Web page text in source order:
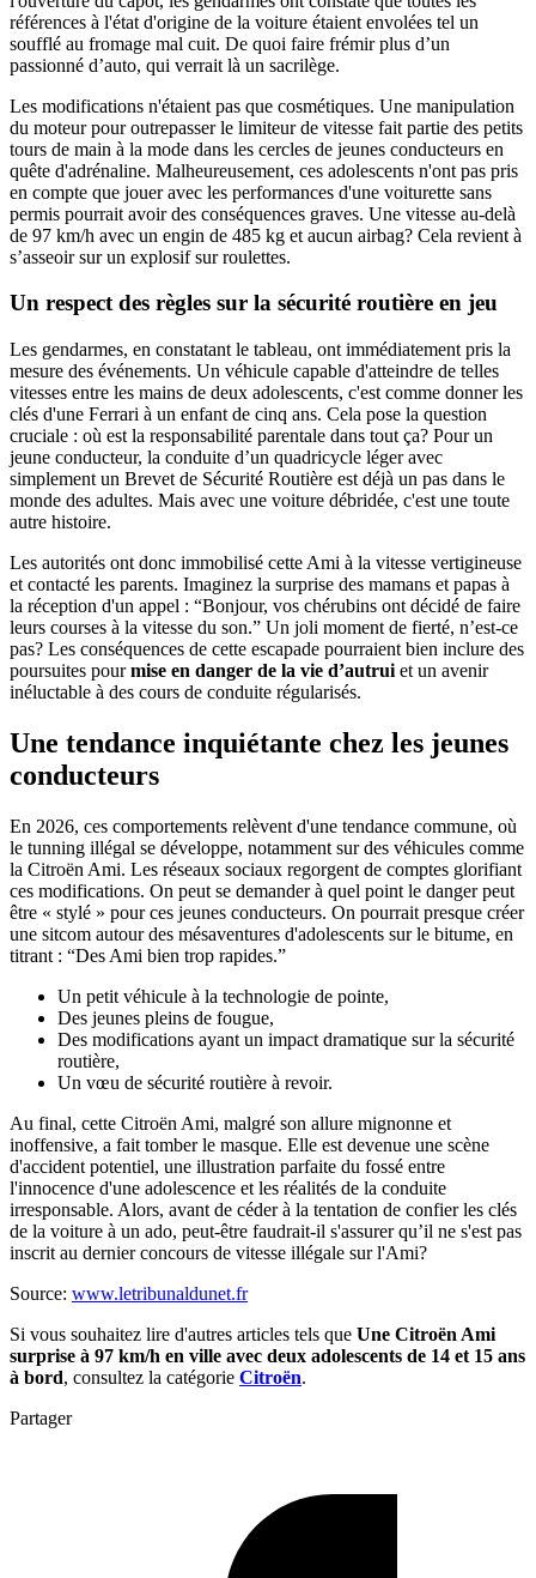
références à l'état d'origine de la voiture étaient envolées tel un
soufflé au fromage mal cuit. De quoi faire frémir plus d’un
passionné d’auto, qui verrait là un sacrilège.
Les modifications n'étaient pas que cosmétiques. Une manipulation
du moteur pour outrepasser le limiteur de vitesse fait partie des petits
tours de main à la mode dans les cercles de jeunes conducteurs en
quête d'adrénaline. Malheureusement, ces adolescents n'ont pas pris
en compte que jouer avec les performances d'une voiturette sans
permis pourrait avoir des conséquences graves. Une vitesse au-delà
de 97 km/h avec un engin de 485 kg et aucun airbag? Cela revient à
s’asseoir sur un explosif sur roulettes.
Un respect des règles sur la sécurité routière en jeu
Les gendarmes, en constatant le tableau, ont immédiatement pris la
mesure des événements. Un véhicule capable d'atteindre de telles
vitesses entre les mains de deux adolescents, c'est comme donner les
clés d'une Ferrari à un enfant de cinq ans. Cela pose la question
cruciale : où est la responsabilité parentale dans tout ça? Pour un
jeune conducteur, la conduite d’un quadricycle léger avec
simplement un Brevet de Sécurité Routière est déjà un pas dans le
monde des adultes. Mais avec une voiture débridée, c'est une toute
autre histoire.
Les autorités ont donc immobilisé cette Ami à la vitesse vertigineuse
et contacté les parents. Imaginez la surprise des mamans et papas à
la réception d'un appel : “Bonjour, vos chérubins ont décidé de faire
leurs courses à la vitesse du son.” Un joli moment de fierté, n’est-ce
pas? Les conséquences de cette escapade pourraient bien inclure des
poursuites pourmise en danger de la vie d’autrui et un avenir
inéluctable à des cours de conduite régularisés.
Une tendance inquiétante chez les jeunes
conducteurs
En 2026, ces comportements relèvent d'une tendance commune, où
le tunning illégal se développe, notamment sur des véhicules comme
la Citroën Ami. Les réseaux sociaux regorgent de comptes glorifiant
ces modifications. On peut se demander à quel point le danger peut
être « stylé » pour ces jeunes conducteurs. On pourrait presque créer
une sitcom autour des mésaventures d'adolescents sur le bitume, en
titrant : “Des Ami bien trop rapides.”
Un petit véhicule à la technologie de pointe,
Des jeunes pleins de fougue,
Des modifications ayant un impact dramatique sur la sécurité
routière,
Un vœu de sécurité routière à revoir.
Au final, cette Citroën Ami, malgré son allure mignonne et
inoffensive, a fait tomber le masque. Elle est devenue une scène
d'accident potentiel, une illustration parfaite du fossé entre
l'innocence d'une adolescence et les réalités de la conduite
irresponsable. Alors, avant de céder à la tentation de confier les clés
de la voiture à un ado, peut-être faudrait-il s'assurer qu’il ne s'est pas
inscrit au dernier concours de vitesse illégale sur l'Ami?
Source: www.letribunaldunet.fr
Si vous souhaitez lire d'autres articles tels que Une Citroën Ami
surprise à 97 km/h en ville avec deux adolescents de 14 et 15 ans
à bord, consultez la catégorie Citroën.
Partager